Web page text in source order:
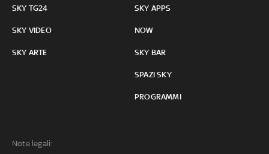
SKY TG24
SKY VIDEO
SKY ARTE
SKY APPS
NOW
SKY BAR
SPAZI SKY
PROGRAMMI
Note legali: